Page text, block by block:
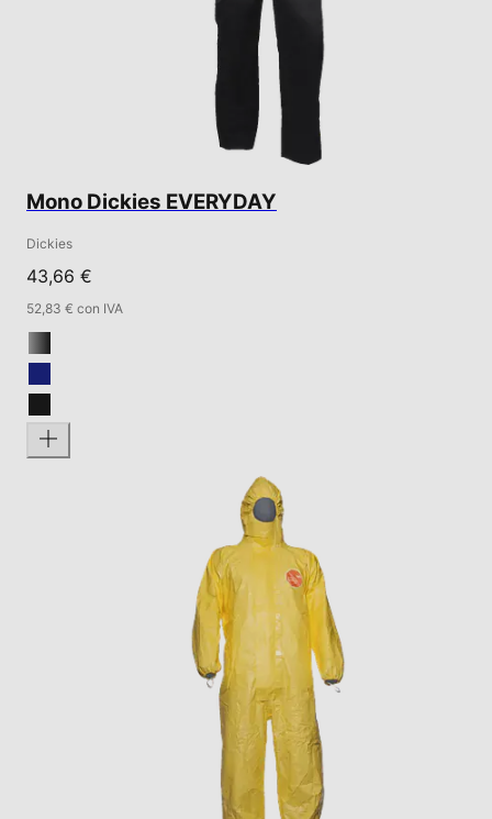
Mono Dickies EVERYDAY
Dickies
43,66 €
52,83 € con IVA